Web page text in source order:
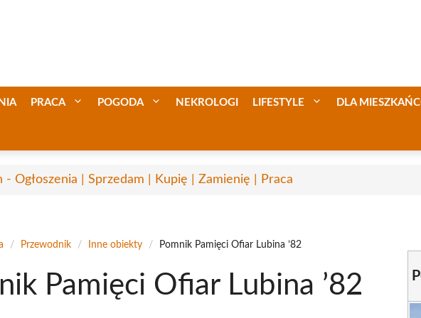
PRACA POGODA NEKROLOGI LIFESTYLE DLA
- Ogłoszenia | Sprzedam | Kupię | Zamienię | Praca
/ Przewodnik / Inne obiekty / Pomnik Pamięci Ofiar Lubina ’82
Pamięci Ofiar Lubina ’82